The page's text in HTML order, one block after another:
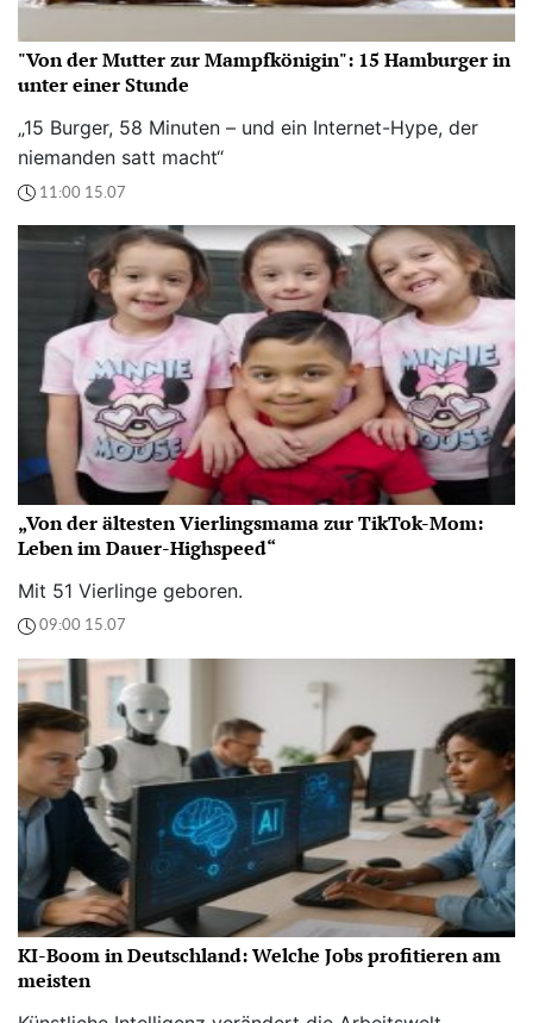
"Von der Mutter zur Mampfkönigin": 15 Hamburger in
unter einer Stunde
„15 Burger, 58 Minuten – und ein Internet-Hype, der
niemanden satt macht“
11:00 15.07
„Von der ältesten Vierlingsmama zur TikTok-Mom:
Leben im Dauer-Highspeed“
Mit 51 Vierlinge geboren.
09:00 15.07
KI-Boom in Deutschland: Welche Jobs profitieren am
meisten